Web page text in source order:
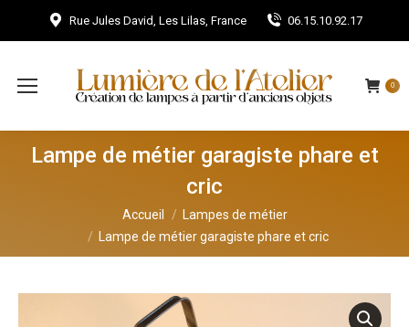
Rue Jules David, Les Lilas, France 06.15.10.92.17
0
Lampe de métier garagiste phare et
cric
Accueil
Lampes de métier
Lampe de métier garagiste phare et cric